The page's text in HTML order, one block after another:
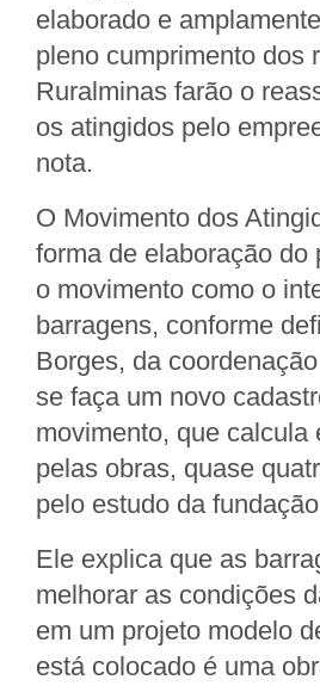
elaborado e
pleno cumprimento dos
Ruralminas farão o
os atingidos pelo
nota.
O Movimento dos
forma de elaboração
o movimento como o
barragens, conforme
Borges, da
se faça um novo
movimento, que
pelas obras, quase
pelo estudo da
Ele explica que as
melhorar as condições
em um projeto modelo
está colocado é uma